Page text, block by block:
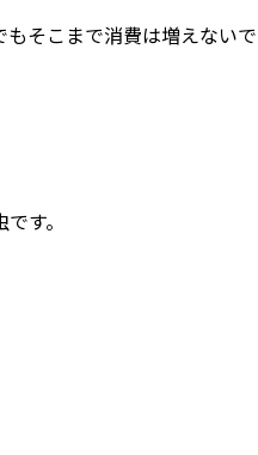
そこまで消費は増えないで
す。